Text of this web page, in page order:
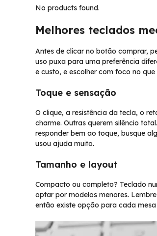
No products found.
Melhores teclados
Antes de clicar no botão comprar,
uso puxa para uma preferência
e custo, e escolher com foco no
Toque e sensação
O clique, a resistência da tecla, o
charme. Outras querem silêncio
responder bem ao toque, busque
usou ajuda muito.
Tamanho e layout
Compacto ou completo? Teclado
optar por modelos menores.
então existe opção para cada mesa